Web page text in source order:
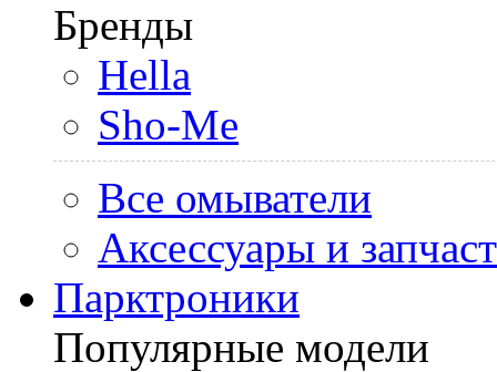
Бренды
Hella
Sho-Me
Все омыватели
Аксессуары и
Парктроники
Популярные модели